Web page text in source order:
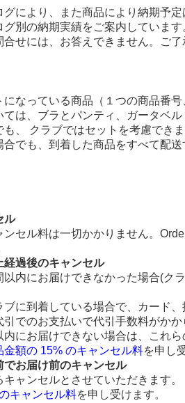
グにより、また商品により納期予
グ別の納期実績をご案内しています
合せには、お答えできません。ご
になっている商品（１つの商品番
ては、ブラとパンティ、ガータベ
も、 クラブではセットを考慮でき
合でも、到着した商品をすべて配
ル
セル料は一切かかりません。
経過後のキャンセル
以内にお届けできなかった場合(ク
ブに到着している場合で、カード
引でのお支払いで代引手数料がか
内にお届けできない場合は、これ
金額の 15% のキャンセル料を申し
でお届け前のキャンセル
ャンセルとさせていただきます。
キャンセル料を申し受けます。